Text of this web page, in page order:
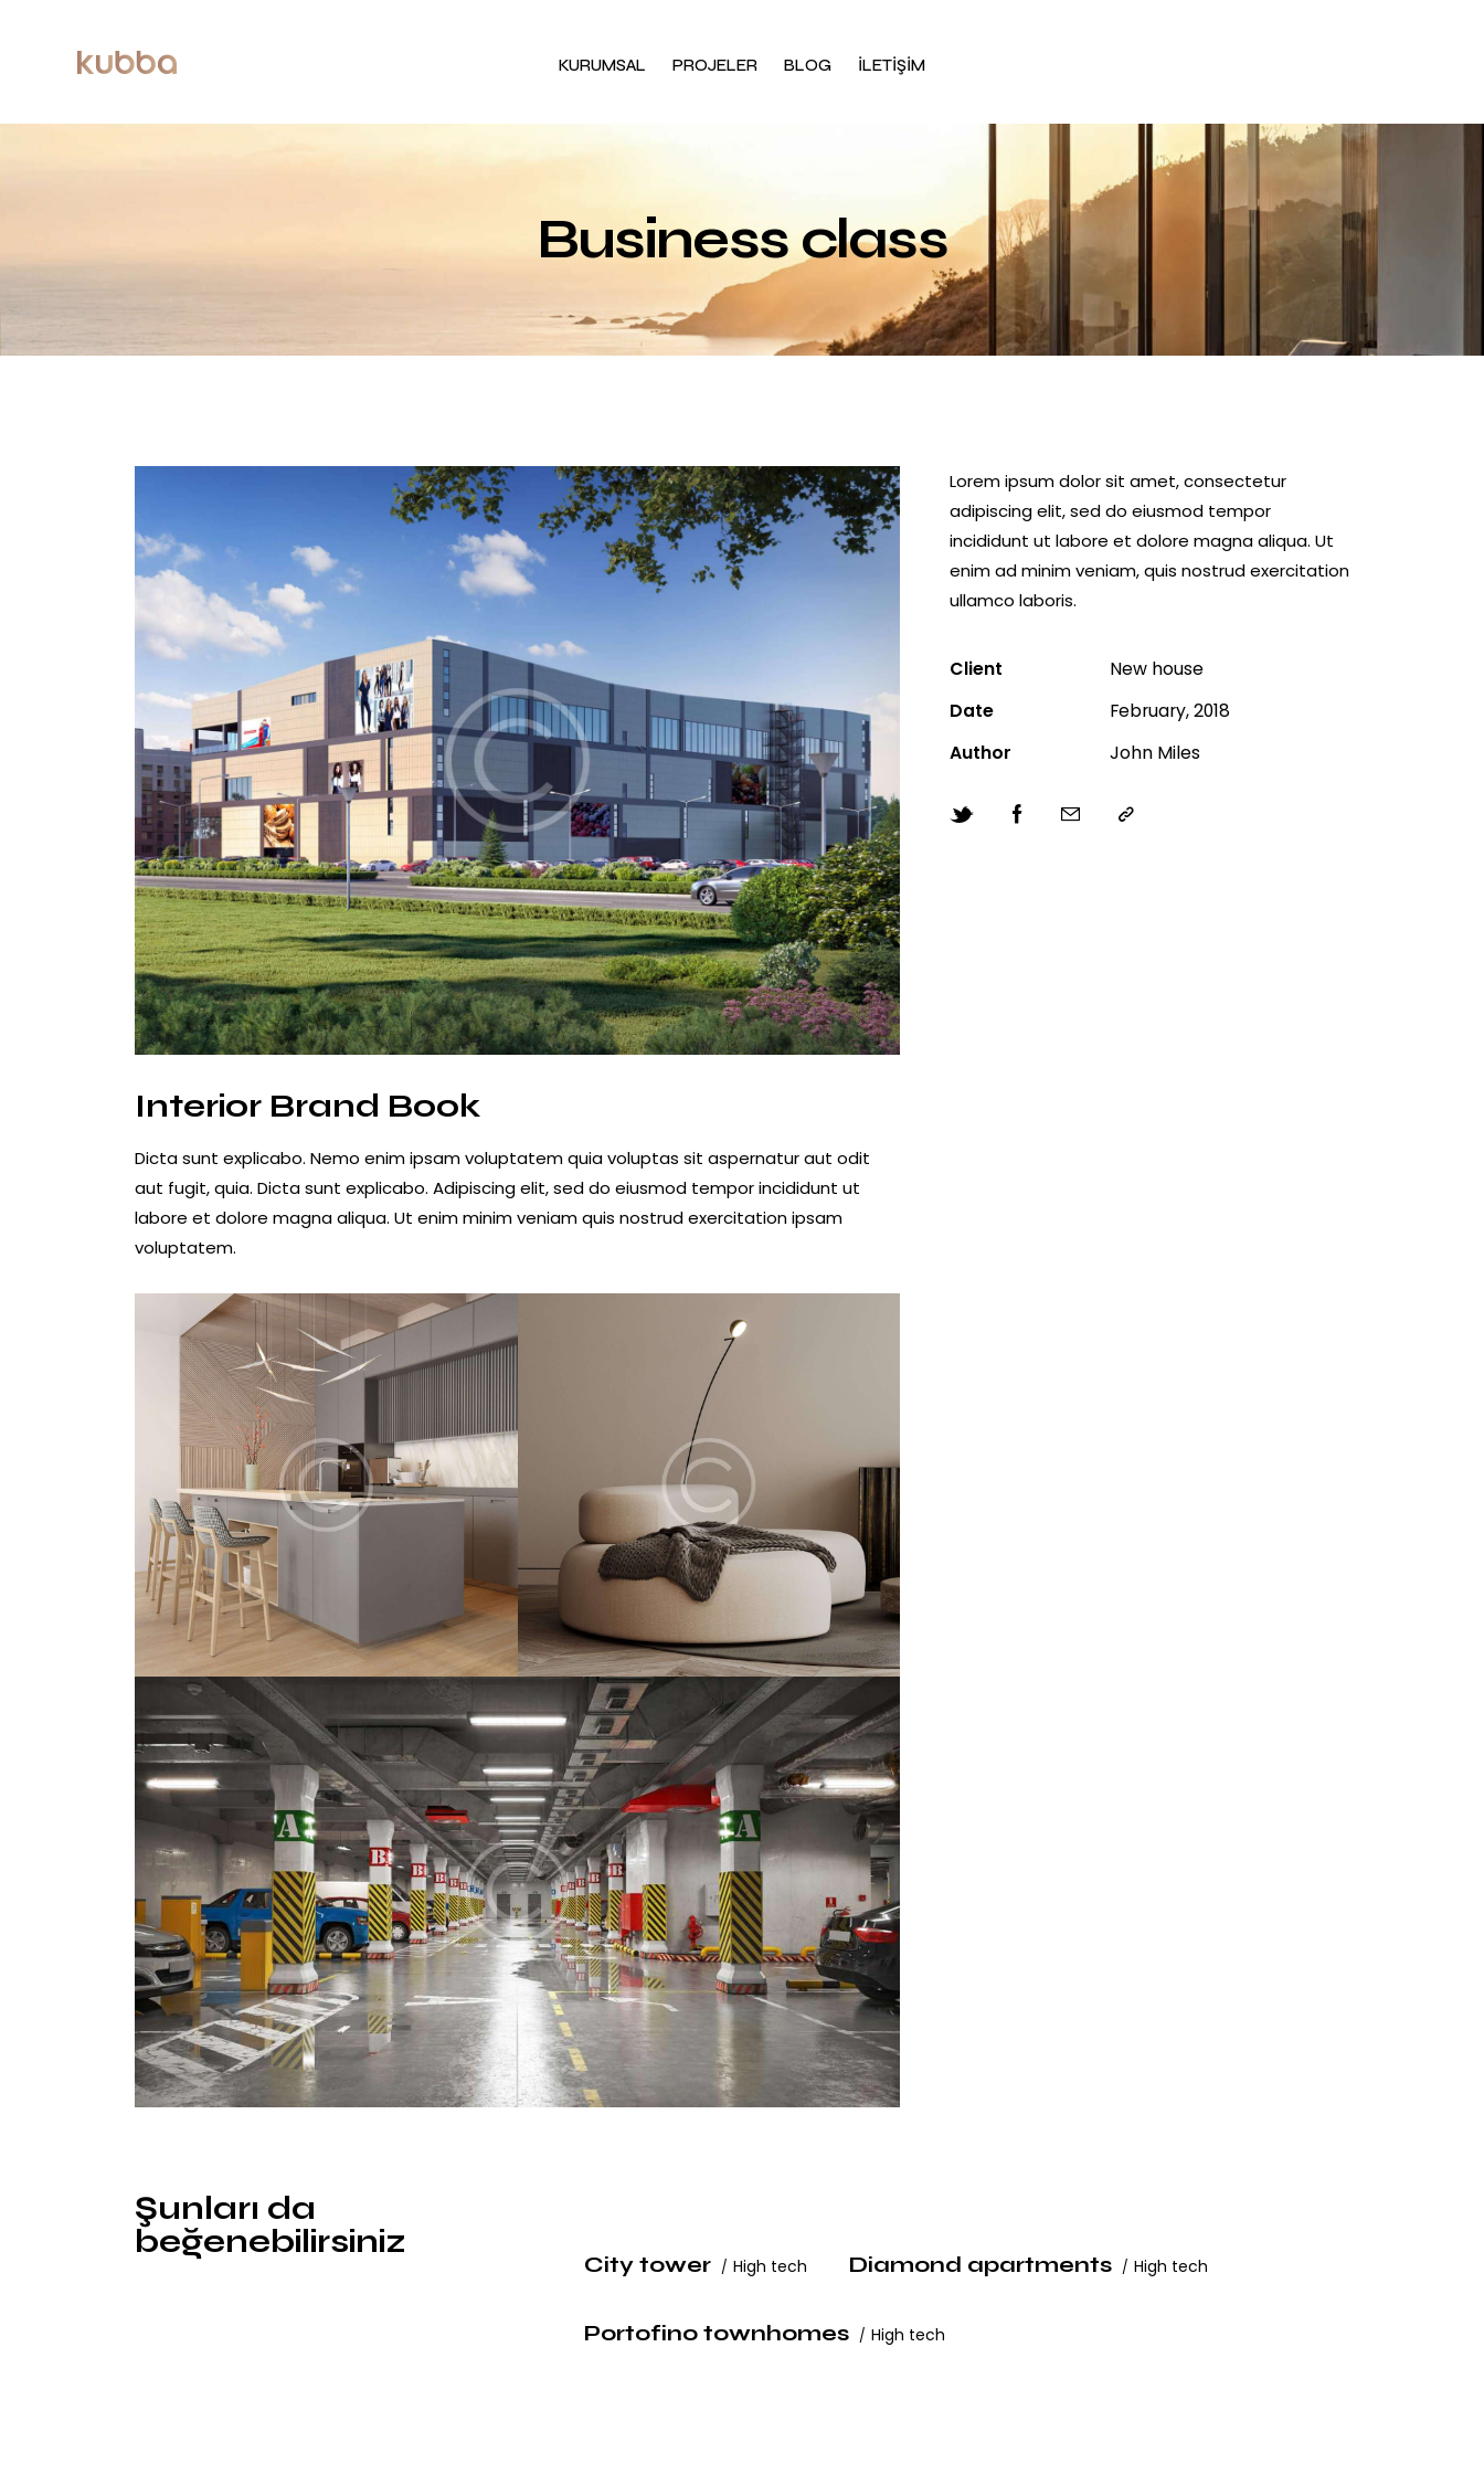
KURUMSAL PROJELER BLOG İLETİŞİM
Business class
Interior Brand Book
Dicta sunt explicabo. Nemo enim ipsam voluptatem quia voluptas sit aspernatur aut odit
aut fugit, quia. Dicta sunt explicabo. Adipiscing elit, sed do eiusmod tempor incididunt ut
labore et dolore magna aliqua. Ut enim minim veniam quis nostrud exercitation ipsam
voluptatem.
Lorem ipsum dolor sit amet, consectetur
adipiscing elit, sed do eiusmod tempor
incididunt ut labore et dolore magna aliqua. Ut
enim ad minim veniam, quis nostrud exercitation
ullamco laboris.
Client
New house
Date
February, 2018
Author
John Miles
Şunları da
beğenebilirsiniz
High tech
City tower High tech
Diamond apartments
High tech
Portofino townhomes